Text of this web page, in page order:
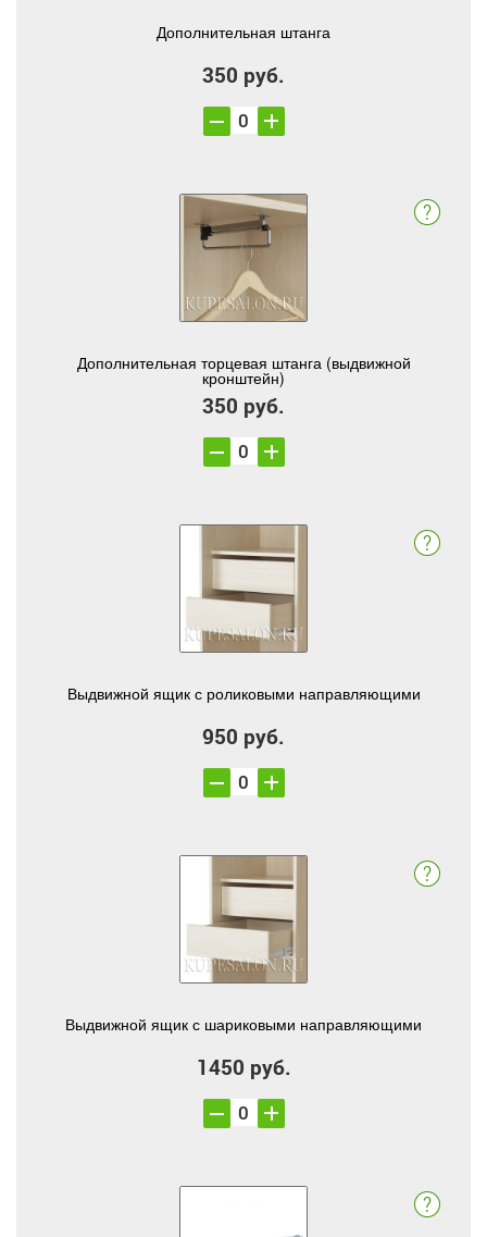
Дополнительная штанга
350 руб.
Дополнительная торцевая штанга (выдвижной
кронштейн)
350 руб.
Выдвижной ящик с роликовыми направляющими
950 руб.
Выдвижной ящик с шариковыми направляющими
1450 руб.